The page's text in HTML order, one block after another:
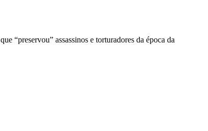
“preservou” assassinos e torturadores da época da